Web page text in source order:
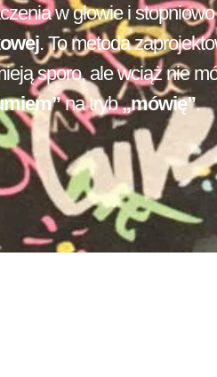
w głowie i
. To metoda
sporo, ale wciąż nie
na tryb„mówię”.